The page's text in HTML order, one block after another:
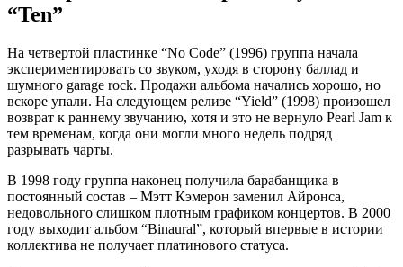
“Ten”
На четвертой пластинке “No Code” (1996) группа начала
экспериментировать со звуком, уходя в сторону баллад и
шумного garage rock. Продажи альбома начались хорошо, но
вскоре упали. На следующем релизе “Yield” (1998) произошел
возврат к раннему звучанию, хотя и это не вернуло Pearl Jam к
тем временам, когда они могли много недель подряд
разрывать чарты.
В 1998 году группа наконец получила барабанщика в
постоянный состав – Мэтт Кэмерон заменил Айронса,
недовольного слишком плотным графиком концертов. В 2000
году выходит альбом “Binaural”, который впервые в истории
коллектива не получает платинового статуса.